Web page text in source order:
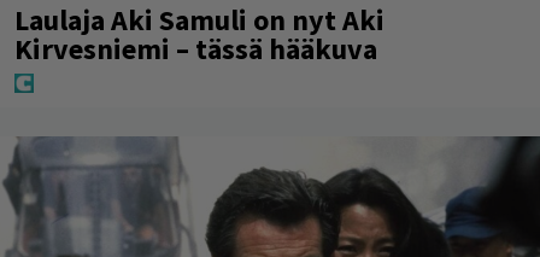
Laulaja Aki Samuli on nyt Aki
Kirvesniemi – tässä hääkuva